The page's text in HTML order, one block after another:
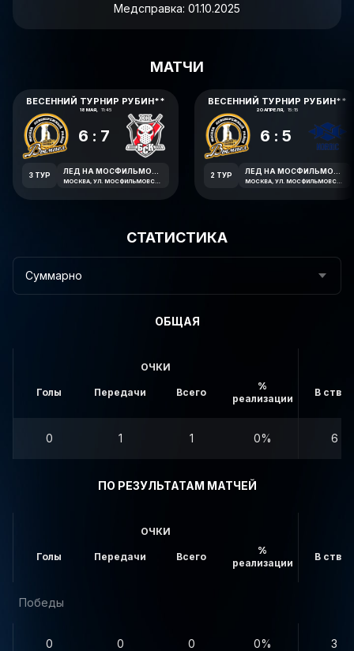
Медсправка: 01.10.2025
МАТЧИ
ВЕСЕННИЙ ТУРНИР РУБИН**
18 МАЯ, 11:45
6:7
3 ТУР
ВЕСЕННИЙ ТУРНИР РУБИН**
20 АПРЕЛЯ, 15:15
6:5
2 ТУР
СТАТИСТИКА
Суммарно
ОБЩАЯ
ОЧКИ
Голы Передачи Всего
%
реализации
В створ
0 1 1 0% 6
ПО РЕЗУЛЬТАТАМ МАТЧЕЙ
ОЧКИ
Голы Передачи Всего
%
реализации
В створ
Победы
0 0 0 0% 3